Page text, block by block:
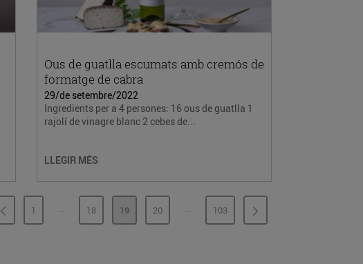
Ous de guatlla escumats amb cremós de
formatge de cabra
29/de setembre/2022
Ingredients per a 4 persones: 16 ous de guatlla 1
rajolí de vinagre blanc 2 cebes de...
LLEGIR MÉS
PÀGINA
1 ...PÀGINES INTERMÈDIES
PÀGINA
18 PÀGINA
19 PÀGINA
20 ...PÀGINES INTERMÈDIES
PÀGINA
103